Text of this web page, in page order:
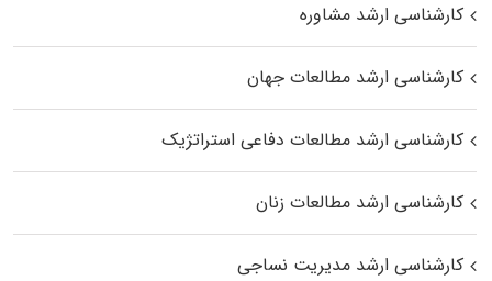
کارشناسی ارشد مشاوره
کارشناسی ارشد مطالعات جهان
کارشناسی ارشد مطالعات دفاعی استراتژیک
کارشناسی ارشد مطالعات زنان
کارشناسی ارشد مدیریت نساجی